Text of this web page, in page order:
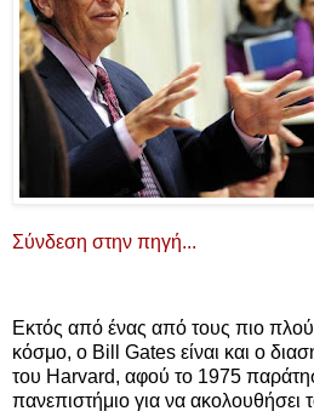
Σύνδεση στην πηγή...
Εκτός από ένας από τους πιο
κόσμο, ο Bill Gates είναι και ο
του Harvard, αφού το 1975
πανεπιστήμιο για να ακολουθήσει